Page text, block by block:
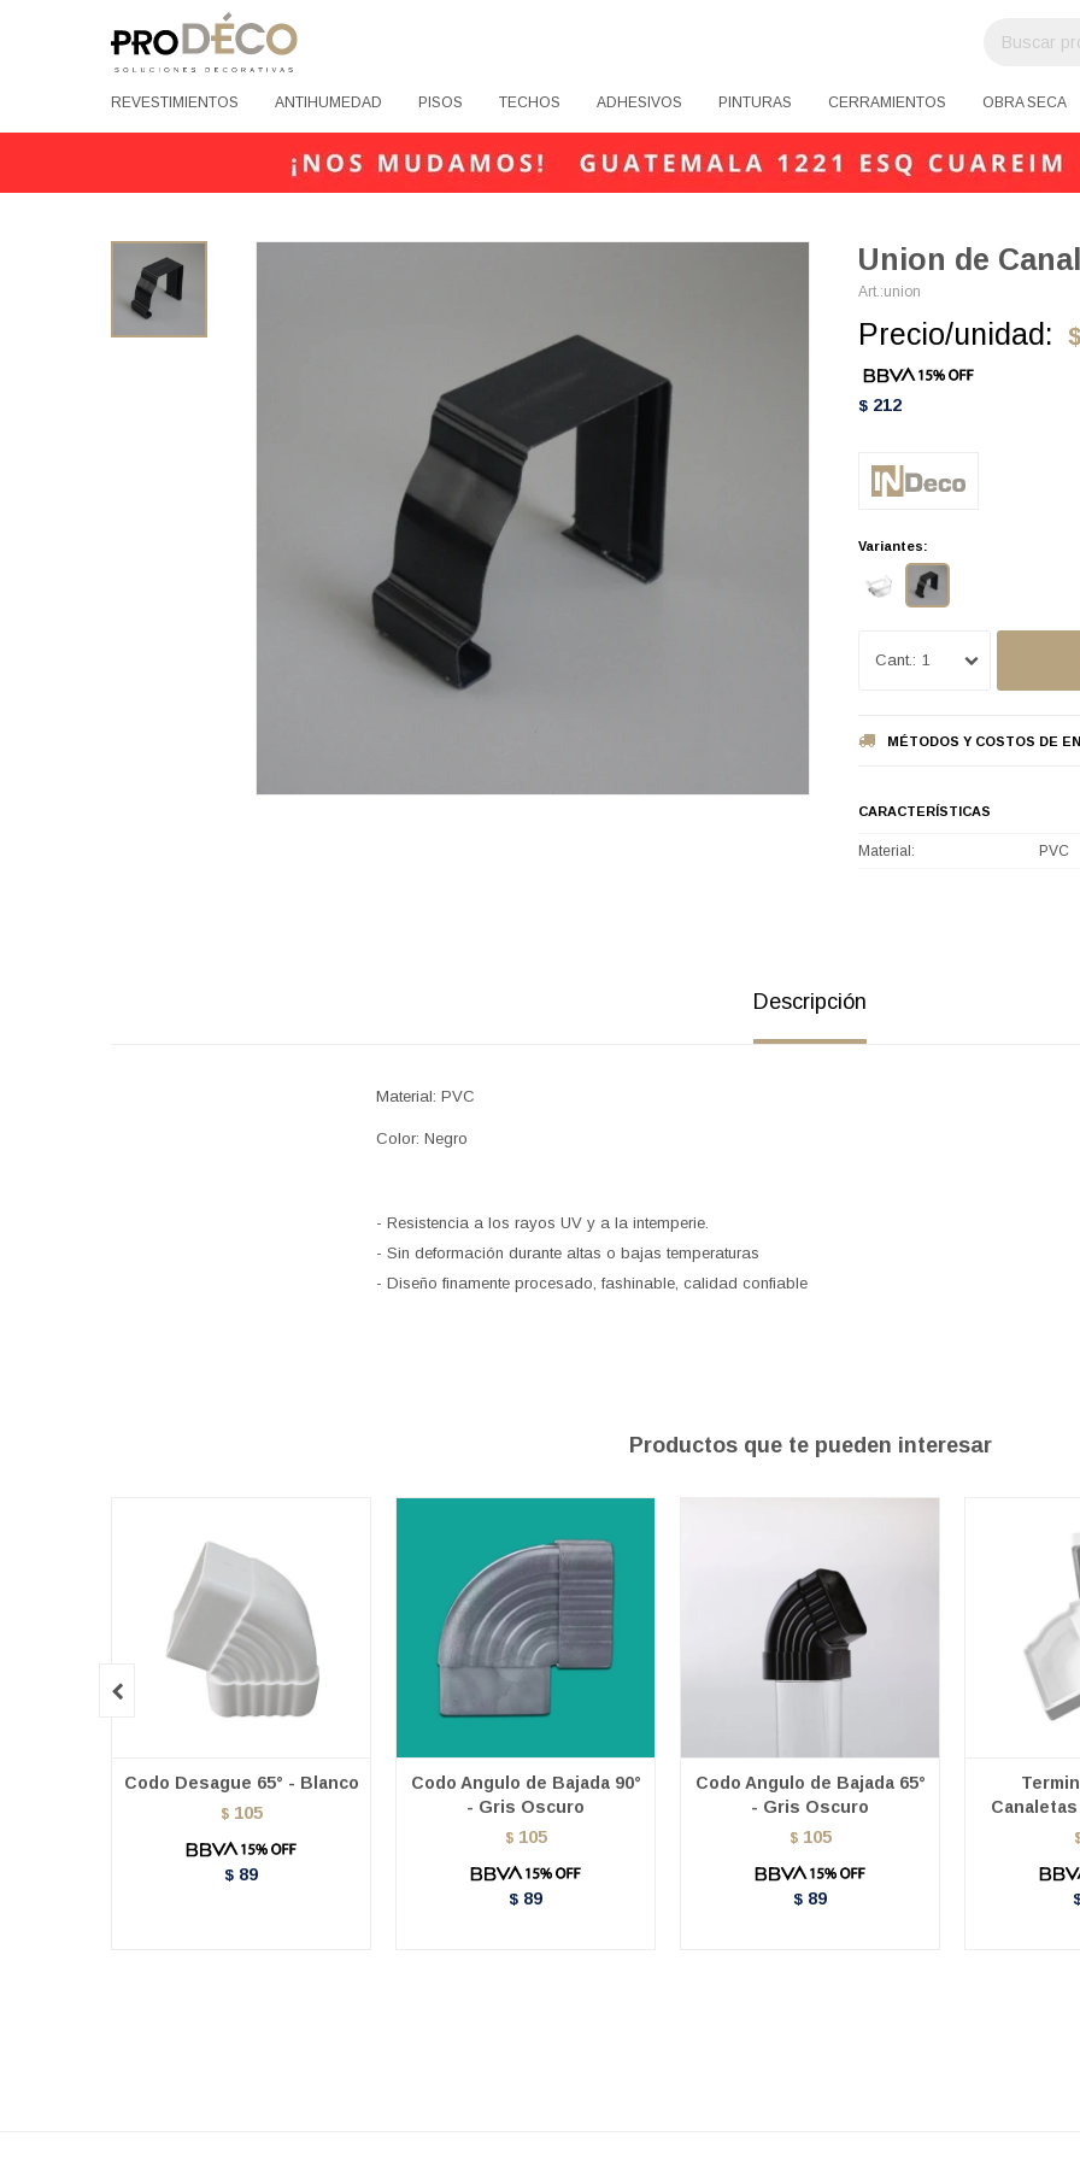
REVESTIMIENTOS ANTIHUMEDAD PISOS TECHOS ADHESIVOS PINTURAS CERRAMIENTOS OBRA SECA
Union de
union
Precio/unidad: $
$ 212
Variantes:
1
MÉTODOS Y COSTOS DE
CARACTERÍSTICAS
Material PVC
Descripción
Material: PVC
Color: Negro
- Resistencia a los rayos UV y a la intemperie.
- Sin deformación durante altas o bajas temperaturas
- Diseño finamente procesado, fashinable, calidad confiable
Productos que te pueden interesar
Codo Desague 65° - Blanco
$ 105
$ 89
Codo Angulo de Bajada 90°
- Gris Oscuro
$ 105
$ 89
Codo Angulo de Bajada 65°
- Gris Oscuro
$ 105
$ 89
